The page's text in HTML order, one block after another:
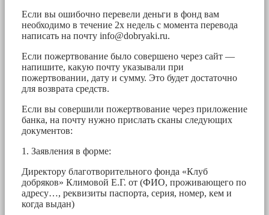
Если вы ошибочно перевели деньги в фонд вам
необходимо в течение 2х недель с момента перевода
написать на почту info@dobryaki.ru.
Если пожертвование было совершено через сайт —
напишите, какую почту указывали при
пожертвовании, дату и сумму. Это будет достаточно
для возврата средств.
Если вы совершили пожертвование через приложение
банка, на почту нужно прислать сканы следующих
документов:
1. Заявления в форме:
Директору благотворительного фонда «Клуб
добряков» Климовой Е.Г. от (ФИО, проживающего по
адресу…, реквизиты паспорта, серия, номер, кем и
когда выдан)